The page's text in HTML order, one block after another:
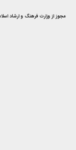
مجوز از وزارت فرهنگ و ارشاد